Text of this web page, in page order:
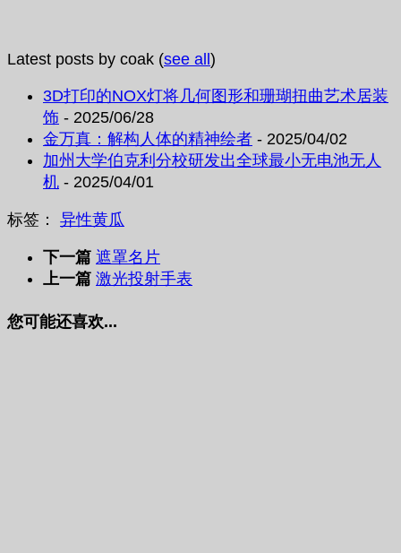
Latest posts by coak (see all)
3D打印的NOX灯将几何图形和珊瑚扭曲艺术居装
饰 - 2025/06/28
金万真：解构人体的精神绘者 - 2025/04/02
加州大学伯克利分校研发出全球最小无电池无人
机 - 2025/04/01
标签： 异性黄瓜
下一篇 遮罩名片
上一篇 激光投射手表
您可能还喜欢...